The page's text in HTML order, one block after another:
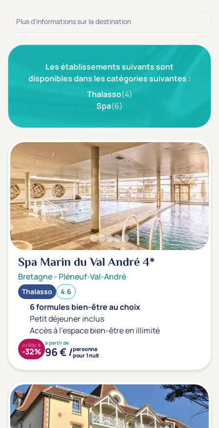
D'après notre partenaire Avis-Vérifiés
(0)
Excellent: 4+
Envie de
Ville
(0)
Montagne
(0)
Campagne
(0)
Type de séjour
Thalasso Thermal Spa Spa
Thématiques bien-être
Accès à l'espace bien-être
Massage, détente, Rituel du monde
Remise en forme
(0)
Gestion du stress / sommeil
(0)
Spécial dos
(0)
Plus d'informations sur la destination
Les établissements suivants sont
disponibles dans les catégories suivantes :
Thalasso(4)
Spa(6)
Spa Marin du Val André4*
Bretagne- Pléneuf-Val-André
Thalasso 4.6
6 formules bien-être au choix
Petit déjeuner inclus
Accès à l'espace bien-être en illimité
à partir de
96 € /personne
pour 1 nuit
JUSQU'À
-32%